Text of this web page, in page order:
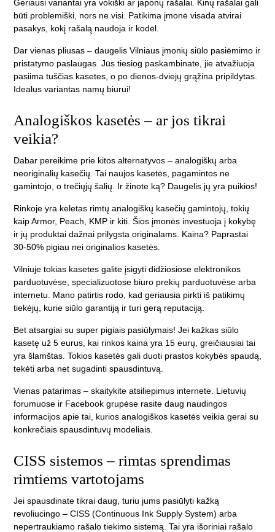
Geriausi variantai yra vokiški ar japonų rašalai. Kinų rašalai gali
būti problemiški, nors ne visi. Patikima įmonė visada atvirai
pasakys, kokį rašalą naudoja ir kodėl.
Dar vienas pliusas – daugelis Vilniaus įmonių siūlo pasiėmimo ir
pristatymo paslaugas. Jūs tiesiog paskambinate, jie atvažiuoja
pasiima tuščias kasetes, o po dienos-dviejų grąžina pripildytas.
Idealus variantas namų biurui!
Analogiškos kasetės – ar jos tikrai
veikia?
Dabar pereikime prie kitos alternatyvos – analogiškų arba
neoriginalių kasečių. Tai naujos kasetės, pagamintos ne
gamintojo, o trečiųjų šalių. Ir žinote ką? Daugelis jų yra puikios!
Rinkoje yra keletas rimtų analogiškų kasečių gamintojų, tokių
kaip Armor, Peach, KMP ir kiti. Šios įmonės investuoja į kokybę
ir jų produktai dažnai prilygsta originalams. Kaina? Paprastai
30-50% pigiau nei originalios kasetės.
Vilniuje tokias kasetes galite įsigyti didžiosiose elektronikos
parduotuvėse, specializuotose biuro prekių parduotuvėse arba
internetu. Mano patirtis rodo, kad geriausia pirkti iš patikimų
tiekėjų, kurie siūlo garantiją ir turi gerą reputaciją.
Bet atsargiai su super pigiais pasiūlymais! Jei kažkas siūlo
kasetę už 5 eurus, kai rinkos kaina yra 15 eurų, greičiausiai tai
yra šlamštas. Tokios kasetės gali duoti prastos kokybės spaudą,
tekėti arba net sugadinti spausdintuvą.
Vienas patarimas – skaitykite atsiliepimus internete. Lietuvių
forumuose ir Facebook grupėse rasite daug naudingos
informacijos apie tai, kurios analogiškos kasetės veikia gerai su
konkrečiais spausdintuvų modeliais.
CISS sistemos – rimtas sprendimas
rimtiems vartotojams
Jei spausdinate tikrai daug, turiu jums pasiūlyti kažką
revoliucingo – CISS (Continuous Ink Supply System) arba
nepertraukiamo rašalo tiekimo sistemą. Tai yra išoriniai rašalo